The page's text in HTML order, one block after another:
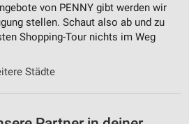
von PENNY gibt werden wir
stellen. Schaut also ab und zu
Shopping-Tour nichts im Weg
Städte